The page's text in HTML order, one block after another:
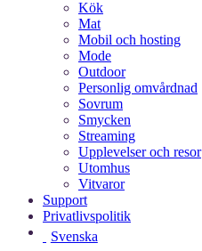
Kök
Mat
Mobil och hosting
Mode
Outdoor
Personlig omvårdnad
Sovrum
Smycken
Streaming
Upplevelser och resor
Utomhus
Vitvaror
Support
Privatlivspolitik
Svenska